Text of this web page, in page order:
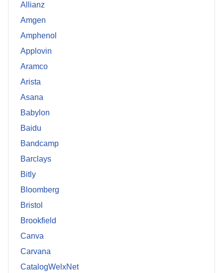
Allianz
Amgen
Amphenol
Applovin
Aramco
Arista
Asana
Babylon
Baidu
Bandcamp
Barclays
Bitly
Bloomberg
Bristol
Brookfield
Canva
Carvana
CatalogWelxNet